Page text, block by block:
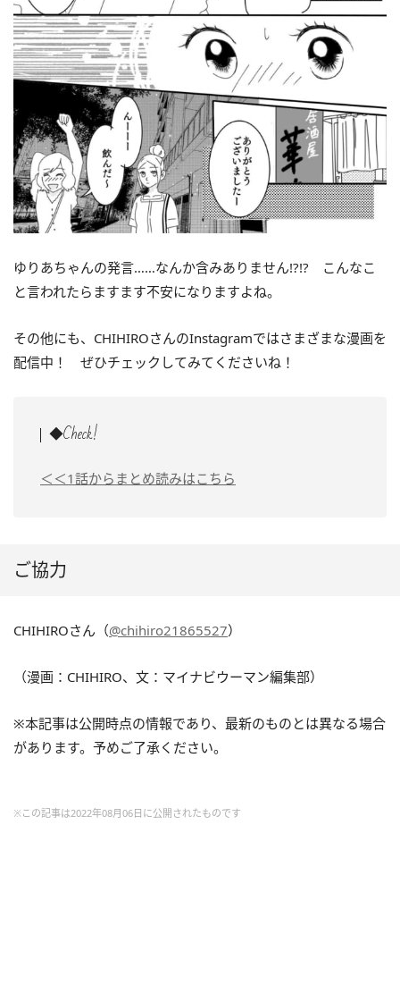
ゆりあちゃんの発言……なんか含みありません!?!? こんなこ
と言われたらますます不安になりますよね。
その他にも、CHIHIROさんのInstagramではさまざまな漫画を
配信中！ ぜひチェックしてみてくださいね！
◆Check!
＜＜1話からまとめ読みはこちら
ご協力
CHIHIROさん（@chihiro21865527）
（漫画：CHIHIRO、文：マイナビウーマン編集部）
※本記事は公開時点の情報であり、最新のものとは異なる場合
があります。予めご了承ください。
※この記事は2022年08月06日に公開されたものです